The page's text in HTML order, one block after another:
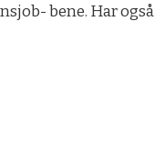
bene. Har også